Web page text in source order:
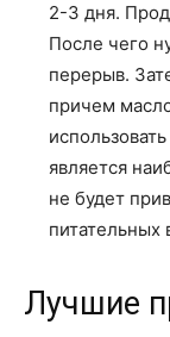
2-3 дня.
После чего
перерыв.
причем
является
не будет
питательных
Лучшие